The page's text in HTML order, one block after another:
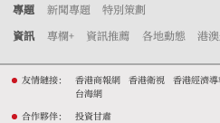
專題 新聞專題 特別策劃
資訊 專欄+ 資訊推薦 各地動態 港
友情鏈接： 香港商報網 香港衛視 香港經濟導
台海網
合作夥伴： 投資甘肅